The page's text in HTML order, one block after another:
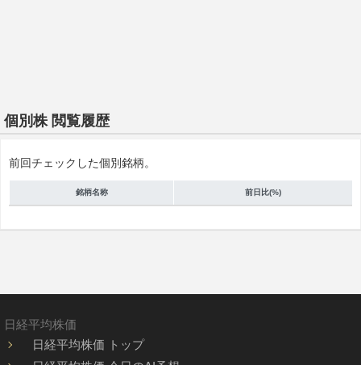
個別株 閲覧履歴
前回チェックした個別銘柄。
銘柄名称 前日比(%)
日経平均株価
日経平均株価 トップ